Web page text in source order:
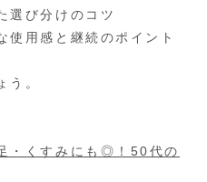
選び分けのコツ
使用感と継続のポイント
う。
・くすみにも◎！50代の